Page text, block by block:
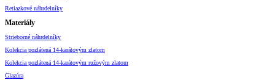
Retiazkové náhrdelníky
Materiály
Strieborné náhrdelníky
Kolekcia pozlátená 14-karátovým zlatom
Kolekcia pozlátená 14-karátovým ružovým zlatom
Glazúra